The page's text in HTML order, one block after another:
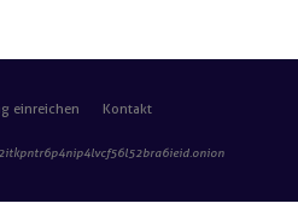
einreichen Kontakt
.onion